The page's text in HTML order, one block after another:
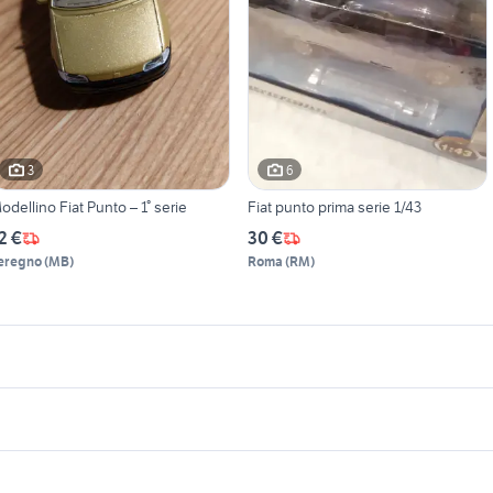
3
Fiat Punto – 1° serie
€
(MB)
6
Fiat punto prima serie 1/43
30 €
Roma (RM)